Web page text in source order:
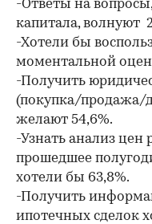
-Ответы на
капитала, волнуют
-Хотели бы
моментальной
-Получить
(покупка/продажа/
желают 54,6%.
-Узнать анализ
прошедшее
хотели бы 63,8%.
-Получить
ипотечных сделок